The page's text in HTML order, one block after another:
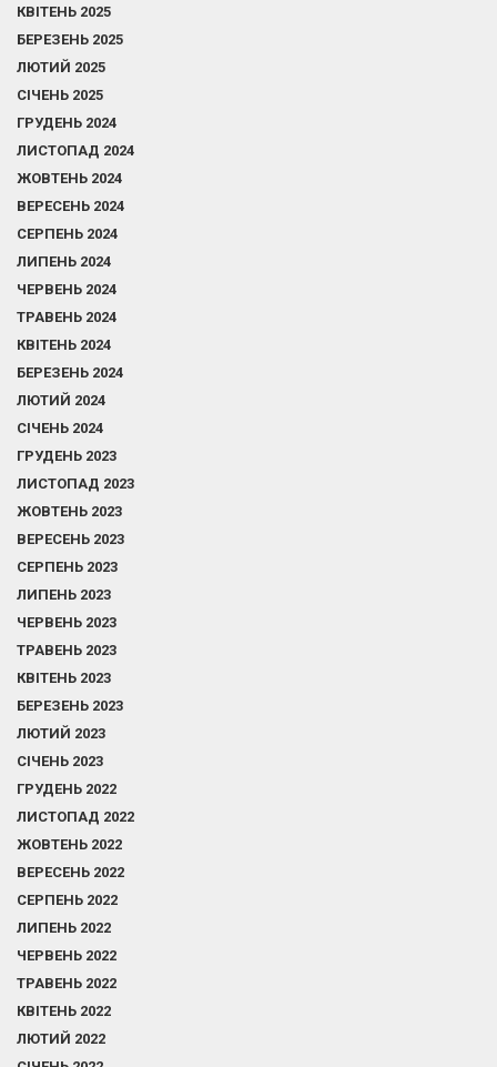
КВІТЕНЬ 2025
БЕРЕЗЕНЬ 2025
ЛЮТИЙ 2025
СІЧЕНЬ 2025
ГРУДЕНЬ 2024
ЛИСТОПАД 2024
ЖОВТЕНЬ 2024
ВЕРЕСЕНЬ 2024
СЕРПЕНЬ 2024
ЛИПЕНЬ 2024
ЧЕРВЕНЬ 2024
ТРАВЕНЬ 2024
КВІТЕНЬ 2024
БЕРЕЗЕНЬ 2024
ЛЮТИЙ 2024
СІЧЕНЬ 2024
ГРУДЕНЬ 2023
ЛИСТОПАД 2023
ЖОВТЕНЬ 2023
ВЕРЕСЕНЬ 2023
СЕРПЕНЬ 2023
ЛИПЕНЬ 2023
ЧЕРВЕНЬ 2023
ТРАВЕНЬ 2023
КВІТЕНЬ 2023
БЕРЕЗЕНЬ 2023
ЛЮТИЙ 2023
СІЧЕНЬ 2023
ГРУДЕНЬ 2022
ЛИСТОПАД 2022
ЖОВТЕНЬ 2022
ВЕРЕСЕНЬ 2022
СЕРПЕНЬ 2022
ЛИПЕНЬ 2022
ЧЕРВЕНЬ 2022
ТРАВЕНЬ 2022
КВІТЕНЬ 2022
ЛЮТИЙ 2022